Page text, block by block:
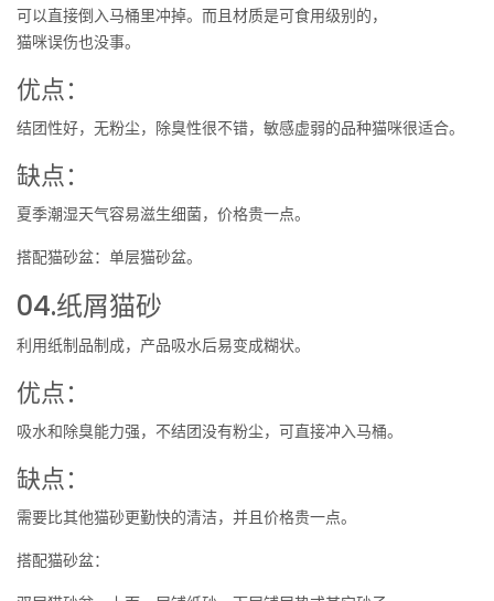
可以直接倒入马桶里冲掉。而且材质是可食用级别的，
猫咪误伤也没事。
优点：
结团性好，无粉尘，除臭性很不错，敏感虚弱的品种猫咪很适合。
缺点：
夏季潮湿天气容易滋生细菌，价格贵一点。
搭配猫砂盆：单层猫砂盆。
04.纸屑猫砂
利用纸制品制成，产品吸水后易变成糊状。
优点：
吸水和除臭能力强，不结团没有粉尘，可直接冲入马桶。
缺点：
需要比其他猫砂更勤快的清洁，并且价格贵一点。
搭配猫砂盆：